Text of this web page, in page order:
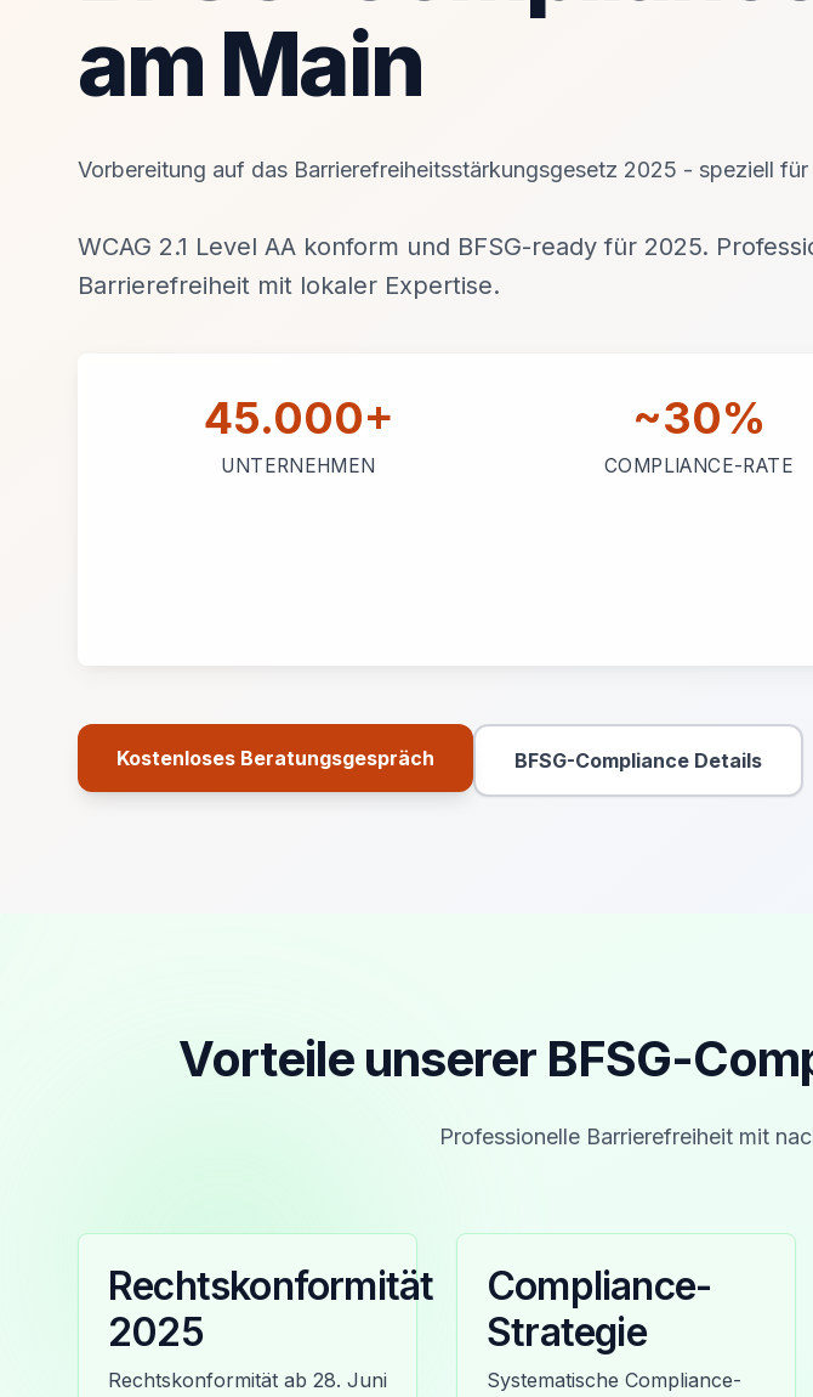
am Main
Vorbereitung auf das Barrierefreiheitsstärkungsgesetz 2025 - speziell
WCAG 2.1 Level AA konform und BFSG-ready für 2025.
Barrierefreiheit mit lokaler Expertise.
45.000+
UNTERNEHMEN
~30%
COMPLIANCE-RATE
Kostenloses Beratungsgespräch
Primäre Aktion BFSG-Compliance Details
Sekundäre Aktion
Vorteile unserer BFSG-
Professionelle Barrierefreiheit mit
Rechtskonformität
2025
Rechtskonformität ab 28. Juni
Compliance-
Strategie
Systematische Compliance-